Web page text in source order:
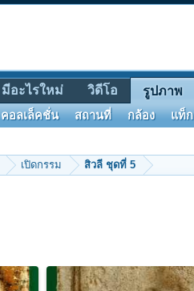
เปิดกรรม สิวลี ชุดที่ 5
มีอะไรใหม่ วิดีโอ รูปภาพ
คอลเล็คชั่น สถานที่ กล้อง แท็ก